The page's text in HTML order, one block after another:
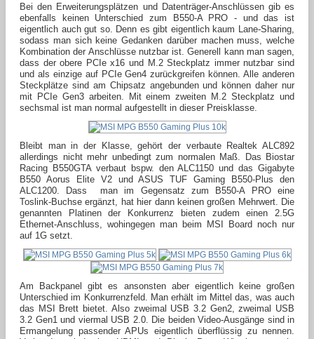
Bei den Erweiterungsplätzen und Datenträger-Anschlüssen gib es
ebenfalls keinen Unterschied zum B550-A PRO - und das ist
eigentlich auch gut so. Denn es gibt eigentlich kaum Lane-Sharing,
sodass man sich keine Gedanken darüber machen muss, welche
Kombination der Anschlüsse nutzbar ist. Generell kann man sagen,
dass der obere PCIe x16 und M.2 Steckplatz immer nutzbar sind
und als einzige auf PCIe Gen4 zurückgreifen können. Alle anderen
Steckplätze sind am Chipsatz angebunden und können daher nur
mit PCIe Gen3 arbeiten. Mit einem zweiten M.2 Steckplatz und
sechsmal ist man normal aufgestellt in dieser Preisklasse.
Bleibt man in der Klasse, gehört der verbaute Realtek ALC892
allerdings nicht mehr unbedingt zum normalen Maß. Das Biostar
Racing B550GTA verbaut bspw. den ALC1150 und das Gigabyte
B550 Aorus Elite V2 und ASUS TUF Gaming B550-Plus den
ALC1200. Dass man im Gegensatz zum B550-A PRO eine
Toslink-Buchse ergänzt, hat hier dann keinen großen Mehrwert. Die
genannten Platinen der Konkurrenz bieten zudem einen 2.5G
Ethernet-Anschluss, wohingegen man beim MSI Board noch nur
auf 1G setzt.
Am Backpanel gibt es ansonsten aber eigentlich keine großen
Unterschied im Konkurrenzfeld. Man erhält im Mittel das, was auch
das MSI Brett bietet. Also zweimal USB 3.2 Gen2, zweimal USB
3.2 Gen1 und viermal USB 2.0. Die beiden Video-Ausgänge sind in
Ermangelung passender APUs eigentlich überflüssig zu nennen.